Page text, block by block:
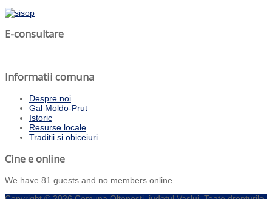
E-consultare
Informatii comuna
Despre noi
Gal Moldo-Prut
Istoric
Resurse locale
Traditii si obiceiuri
Cine e online
We have 81 guests and no members online